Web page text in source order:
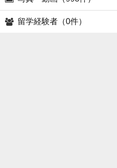
留学経験者（0件）